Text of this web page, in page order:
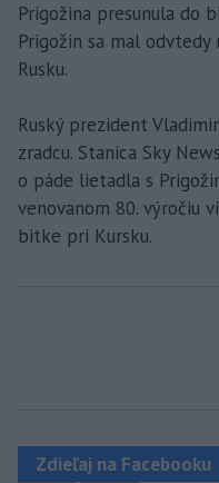
Prigožina presunula do
Prigožin sa mal
Rusku.
Ruský prezident
zradcu. Stanica Sky
o páde lietadla s
venovanom 80. výročiu
bitke pri Kursku.
Zdieľaj na Facebooku